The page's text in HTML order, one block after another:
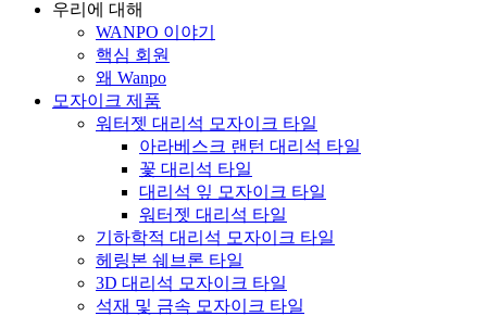
우리에 대해
WANPO 이야기
핵심 회원
왜 Wanpo
모자이크 제품
워터젯 대리석 모자이크 타일
아라베스크 랜턴 대리석 타일
꽃 대리석 타일
대리석 잎 모자이크 타일
워터젯 대리석 타일
기하학적 대리석 모자이크 타일
헤링본 쉐브론 타일
3D 대리석 모자이크 타일
석재 및 금속 모자이크 타일